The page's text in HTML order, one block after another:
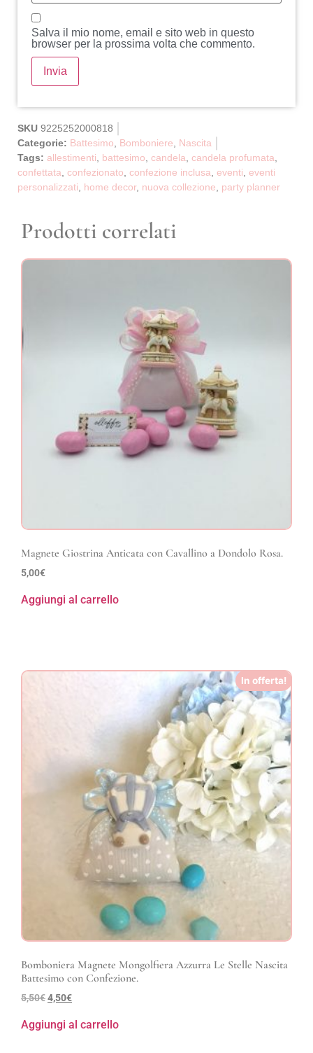
Salva il mio nome, email e sito web in questo
browser per la prossima volta che commento.
SKU 9225252000818
Categorie: Battesimo, Bomboniere, Nascita
Tags: allestimenti, battesimo, candela, candela profumata,
confettata, confezionato, confezione inclusa, eventi, eventi
personalizzati, home decor, nuova collezione, party planner
Prodotti correlati
Magnete Giostrina Anticata con Cavallino a Dondolo Rosa.
5,00€
Aggiungi al carrello
In offerta!
Bomboniera Magnete Mongolfiera Azzurra Le Stelle Nascita
Battesimo con Confezione.
5,50€4,50€
Aggiungi al carrello